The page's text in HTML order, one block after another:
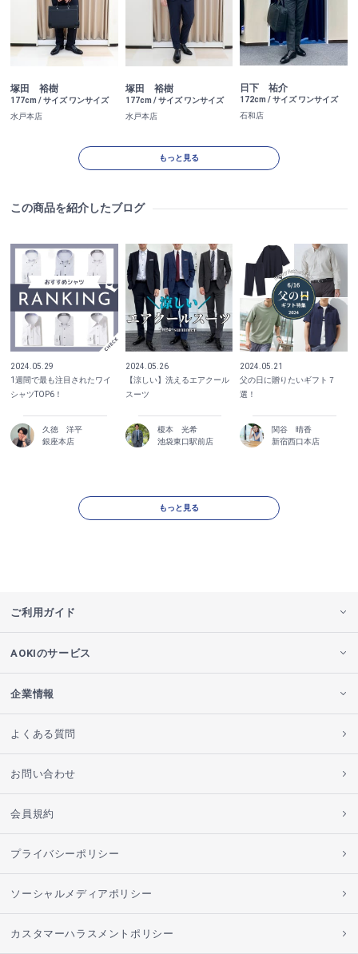
塚田 裕樹
177cm / サイズ ワンサイズ
水戸本店
塚田 裕樹
177cm / サイズ ワンサイズ
水戸本店
日下 祐介
172cm / サイズ ワンサイズ
石和店
もっと見る
この商品を紹介したブログ
2024.05.29
1週間で最も注目されたワイ
シャツTOP6！
久徳 洋平
銀座本店
2024.05.26
【涼しい】洗えるエアクール
スーツ
榎本 光希
池袋東口駅前店
2024.05.21
父の日に贈りたいギフト７
選！
関谷 晴香
新宿西口本店
もっと見る
ご利用ガイド
AOKIのサービス
企業情報
よくある質問
お問い合わせ
会員規約
プライバシーポリシー
ソーシャルメディアポリシー
カスタマーハラスメントポリシー